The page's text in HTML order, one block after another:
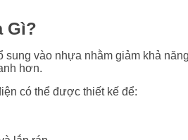
Gì?
vào nhựa nhằm giảm khả
hơn.
có thể được thiết kế để: